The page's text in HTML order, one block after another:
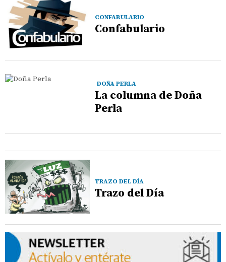
CONFABULARIO
Confabulario
DOÑA PERLA
La columna de Doña
Perla
TRAZO DEL DÍA
Trazo del Día